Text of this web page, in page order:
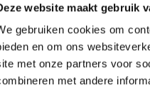
website maakt gebruik
gebruiken cookies om
en om ons
met onze partners voor
met andere